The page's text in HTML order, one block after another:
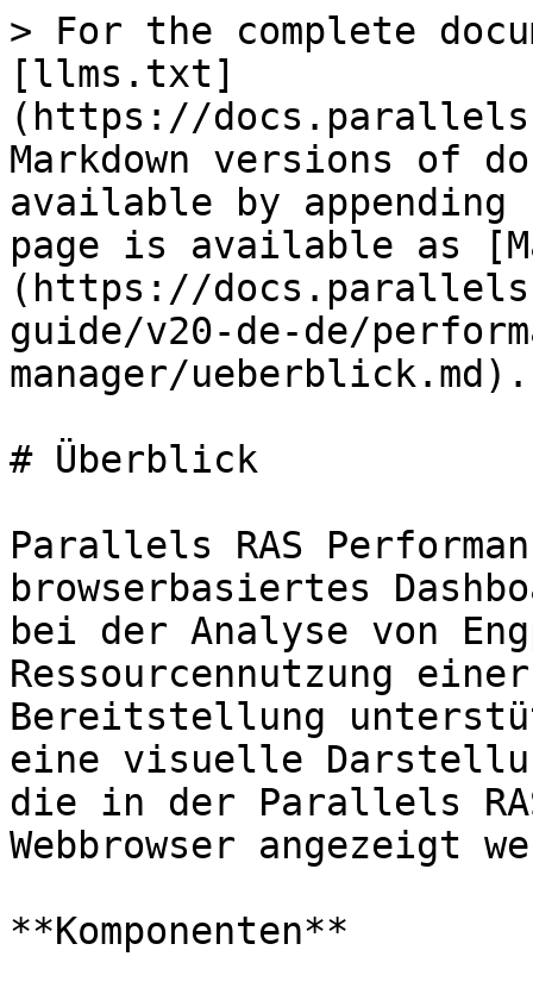
> For the complete
[llms.txt]
(https://
Markdown versions of
available by
page is available as
(https://
guide/v20-de-de/
manager/ueberblick.md).
# Überblick
Parallels RAS
browserbasiertes
bei der Analyse von
Ressourcennutzung
Bereitstellung
eine visuelle
die in der Parallels
Webbrowser angezeigt
**Komponenten**